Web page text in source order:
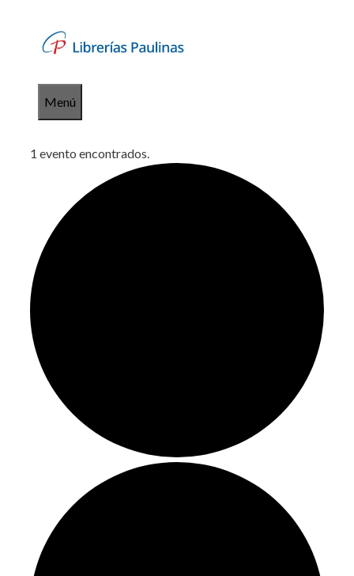
contenido
Menú
1 evento encontrados.